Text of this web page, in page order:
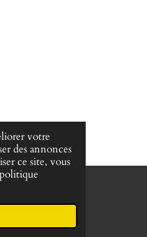
votre
des annonces
ce site, vous